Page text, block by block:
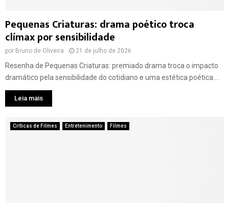
Pequenas Criaturas: drama poético troca
clímax por sensibilidade
por Bruno de Oliveira 21 de julho de 2026
Resenha de Pequenas Criaturas: premiado drama troca o impacto
dramático pela sensibilidade do cotidiano e uma estética poética....
Leia mais
Críticas de Filmes Entretenimento Filmes